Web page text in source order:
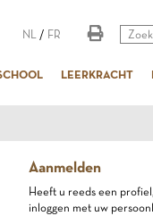
NL / FR
LEERKRACHT
Aanmelden
Heeft u reeds een
inloggen met uw